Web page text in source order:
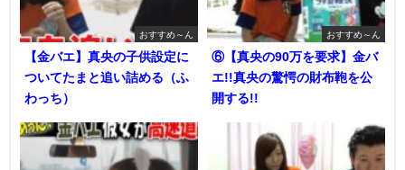
おすすめ～ん
【金バエ】真央の子供設定に
ついてたまと追い詰める（ふ
わっち）
おすすめ～ん
⑥【真央の90万を要求】金バ
エ!!真央の驚愕の財布鞄を公
開する!!